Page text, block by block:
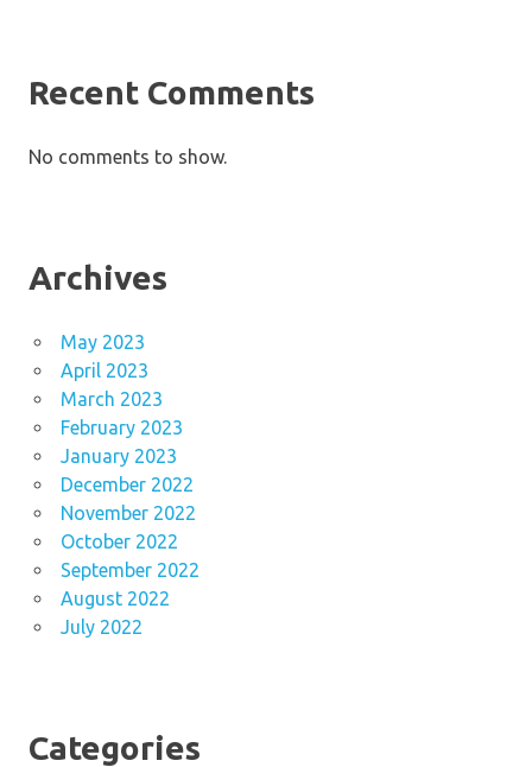
Recent Comments
No comments to show.
Archives
May 2023
April 2023
March 2023
February 2023
January 2023
December 2022
November 2022
October 2022
September 2022
August 2022
July 2022
Categories